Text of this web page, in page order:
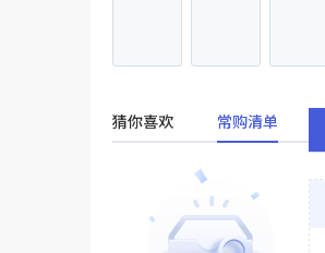
猜你喜欢 常购清单